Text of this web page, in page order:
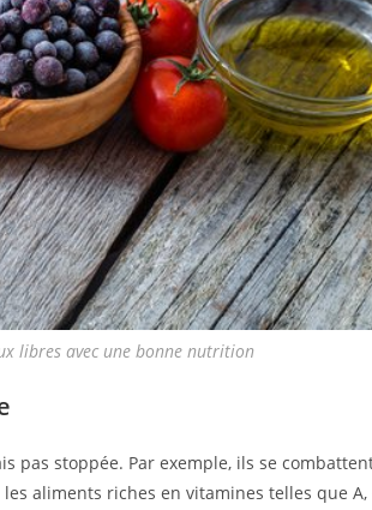
libres avec une bonne nutrition
pas stoppée. Par exemple, ils se
aliments riches en vitamines telles que A,